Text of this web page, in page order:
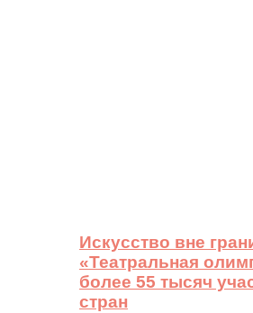
Искусство вне
«Театральная
более 55 тысяч
стран